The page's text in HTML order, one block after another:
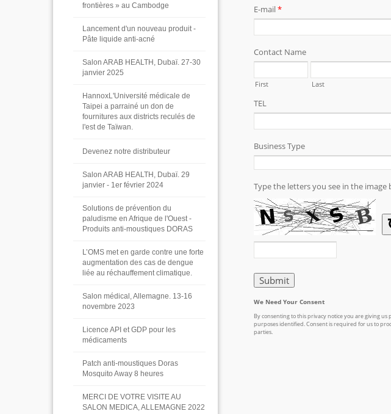
frontières » au Cambodge
Lancement d'un nouveau produit -
Pâte liquide anti-acné
Salon ARAB HEALTH, Dubaï. 27-30
janvier 2025
HannoxL'Université médicale de
Taipei a parrainé un don de
fournitures aux districts reculés de
l'est de Taïwan.
Devenez notre distributeur
Salon ARAB HEALTH, Dubaï. 29
janvier - 1er février 2024
Solutions de prévention du
paludisme en Afrique de l'Ouest -
Produits anti-moustiques DORAS
L’OMS met en garde contre une forte
augmentation des cas de dengue
liée au réchauffement climatique.
Salon médical, Allemagne. 13-16
novembre 2023
Licence API et GDP pour les
médicaments
Patch anti-moustiques Doras
Mosquito Away 8 heures
MERCI DE VOTRE VISITE AU
SALON MEDICA, ALLEMAGNE 2022